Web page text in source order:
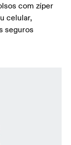
com zíper
celular,
seguros